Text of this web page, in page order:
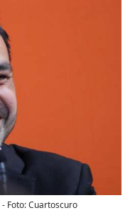
- Foto:Cuartoscuro